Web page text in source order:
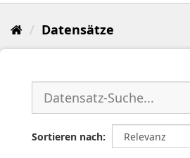
Datensätze
Sortieren nach